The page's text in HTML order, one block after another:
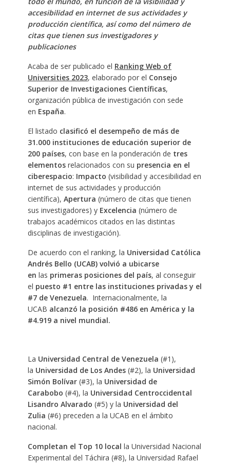
accesibilidad en internet de sus actividades y
producción científica, así como del número de
citas que tienen sus investigadores y
publicaciones
Acaba de ser publicado el Ranking Web of
Universities 2023, elaborado por el Consejo
Superior de Investigaciones Científicas,
organización pública de investigación con sede
en España.
El listado clasificó el desempeño de más de
31.000 instituciones de educación superior de
200 países, con base en la ponderación de tres
elementosrelacionados con su presencia en el
ciberespacio: Impacto (visibilidad y accesibilidad en
internet de sus actividades y producción
científica), Apertura (número de citas que tienen
sus investigadores) y Excelencia (número de
trabajos académicos citados en las distintas
disciplinas de investigación).
De acuerdo con el ranking, la Universidad Católica
Andrés Bello (UCAB) volvió a ubicarse
en las primeras posiciones del país, al conseguir
el puesto #1 entre las instituciones privadas y el
#7 de Venezuela. Internacionalmente, la
UCAB alcanzó la posición #486 en América y la
#4.919 a nivel mundial.
La Universidad Central de Venezuela (#1),
la Universidad de Los Andes(#2), la Universidad
Simón Bolívar(#3), la Universidad de
Carabobo (#4), la Universidad Centroccidental
Lisandro Alvarado (#5) y la Universidad del
Zulia (#6) preceden a la UCAB en el ámbito
nacional.
Completan el Top 10 local la Universidad Nacional
Experimental del Táchira (#8), la Universidad Rafael